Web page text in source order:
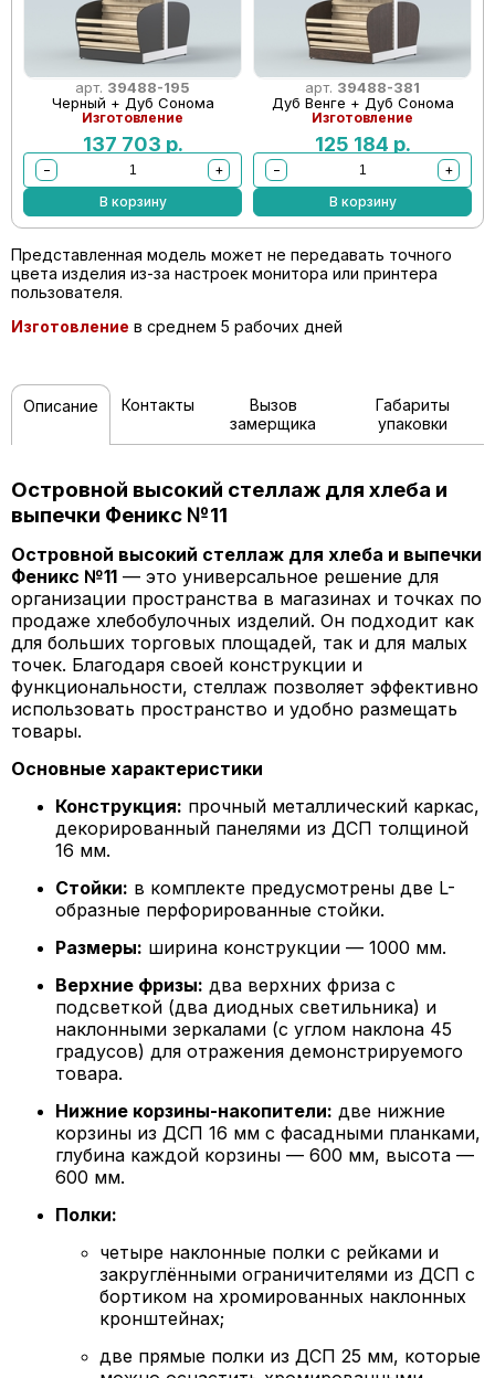
арт. 39488-195
Черный + Дуб Сонома
Изготовление
137 703 р.
−
+
В корзину
арт. 39488-381
Дуб Венге + Дуб Сонома
Изготовление
125 184 р.
−
+
В корзину
Представленная модель может не передавать точного
цвета изделия из-за настроек монитора или принтера
пользователя.
Изготовление в среднем 5 рабочих дней
Описание Контакты
Вызов
замерщика
Габариты
упаковки
Островной высокий стеллаж для хлеба и
выпечки Феникс №11
Островной высокий стеллаж для хлеба и выпечки
Феникс №11 — это универсальное решение для
организации пространства в магазинах и точках по
продаже хлебобулочных изделий. Он подходит как
для больших торговых площадей, так и для малых
точек. Благодаря своей конструкции и
функциональности, стеллаж позволяет эффективно
использовать пространство и удобно размещать
товары.
Основные характеристики
Конструкция: прочный металлический каркас,
декорированный панелями из ДСП толщиной
16 мм.
Стойки: в комплекте предусмотрены две L-
образные перфорированные стойки.
Размеры: ширина конструкции — 1000 мм.
Верхние фризы: два верхних фриза с
подсветкой (два диодных светильника) и
наклонными зеркалами (с углом наклона 45
градусов) для отражения демонстрируемого
товара.
Нижние корзины-накопители: две нижние
корзины из ДСП 16 мм с фасадными планками,
глубина каждой корзины — 600 мм, высота —
600 мм.
Полки:
четыре наклонные полки с рейками и
закруглёнными ограничителями из ДСП с
бортиком на хромированных наклонных
кронштейнах;
две прямые полки из ДСП 25 мм, которые